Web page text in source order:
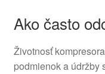
Ako často
Životnosť
podmienok a údržby